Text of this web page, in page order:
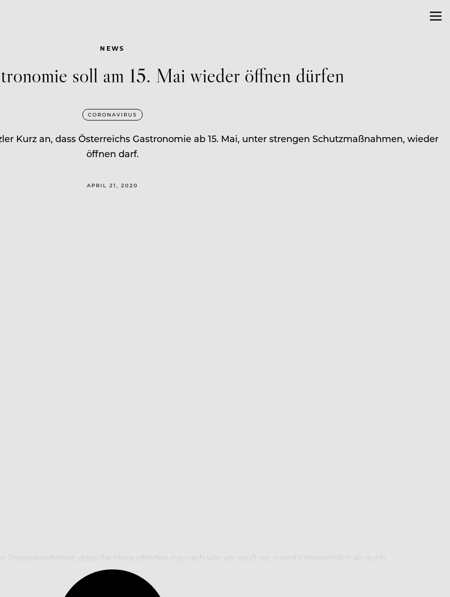
NEWS
soll am 15. Mai wieder öffnen dürfen
CORONAVIRUS
Kurz an, dass Österreichs Gastronomie ab 15. Mai, unter strengen Schutzmaßnahmen, wieder
öffnen darf.
APRIL 21, 2020
dass die Herausforderung nach wie vor groß sei, sowohl menschlich als auch
Zahl der Neuinfektionen liege mittlerweile unter 100.